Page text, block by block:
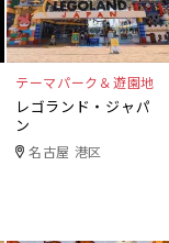
テーマパーク＆遊園地
レゴランド・ジャパ
ン
名古屋 港区